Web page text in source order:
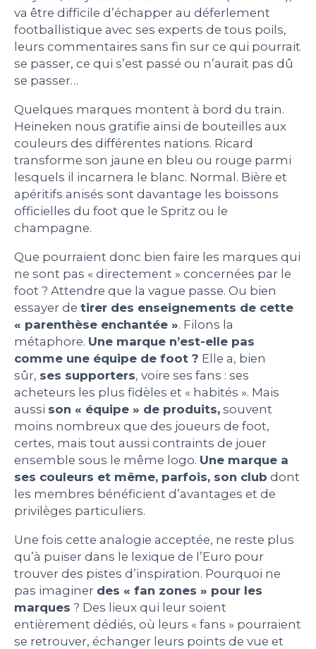
PEOPLE
LE BILLET DU LUNDI
CONTACT
Mentions légales
Politique de protection des données
personnelles
Plan du site
va être difficile d’échapper au déferlement
footballistique avec ses experts de tous poils,
leurs commentaires sans fin sur ce qui pourrait
se passer, ce qui s’est passé ou n’aurait pas dû
se passer…
Quelques marques montent à bord du train.
Heineken nous gratifie ainsi de bouteilles aux
couleurs des différentes nations. Ricard
transforme son jaune en bleu ou rouge parmi
lesquels il incarnera le blanc. Normal. Bière et
apéritifs anisés sont davantage les boissons
officielles du foot que le Spritz ou le
champagne.
Que pourraient donc bien faire les marques qui
ne sont pas « directement » concernées par le
foot ? Attendre que la vague passe. Ou bien
essayer de tirer des enseignements de cette
« parenthèse enchantée ». Filons la
métaphore. Une marque n’est-elle pas
comme une équipe de foot ? Elle a, bien
sûr, ses supporters, voire ses fans : ses
acheteurs les plus fidèles et « habités ». Mais
aussi son « équipe » de produits, souvent
moins nombreux que des joueurs de foot,
certes, mais tout aussi contraints de jouer
ensemble sous le même logo. Une marque a
ses couleurs et même, parfois, son club dont
les membres bénéficient d’avantages et de
privilèges particuliers.
Une fois cette analogie acceptée, ne reste plus
qu’à puiser dans le lexique de l’Euro pour
trouver des pistes d’inspiration. Pourquoi ne
pas imaginer des « fan zones » pour les
marques ? Des lieux qui leur soient
entièrement dédiés, où leurs « fans » pourraient
se retrouver, échanger leurs points de vue et